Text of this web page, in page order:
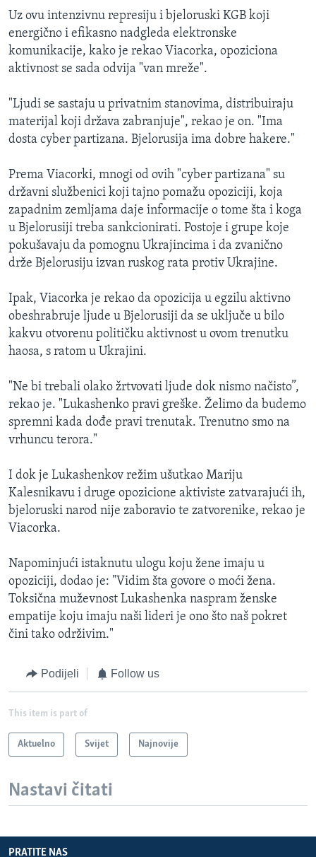
Uz ovu intenzivnu represiju i bjeloruski KGB koji
energično i efikasno nadgleda elektronske
komunikacije, kako je rekao Viacorka, opoziciona
aktivnost se sada odvija "van mreže".
"Ljudi se sastaju u privatnim stanovima, distribuiraju
materijal koji država zabranjuje", rekao je on. "Ima
dosta cyber partizana. Bjelorusija ima dobre hakere."
Prema Viacorki, mnogi od ovih "cyber partizana" su
državni službenici koji tajno pomažu opoziciji, koja
zapadnim zemljama daje informacije o tome šta i koga
u Bjelorusiji treba sankcionirati. Postoje i grupe koje
pokušavaju da pomognu Ukrajincima i da zvanično
drže Bjelorusiju izvan ruskog rata protiv Ukrajine.
Ipak, Viacorka je rekao da opozicija u egzilu aktivno
obeshrabruje ljude u Bjelorusiji da se uključe u bilo
kakvu otvorenu političku aktivnost u ovom trenutku
haosa, s ratom u Ukrajini.
"Ne bi trebali olako žrtvovati ljude dok nismo načisto”,
rekao je. "Lukashenko pravi greške. Želimo da budemo
spremni kada dođe pravi trenutak. Trenutno smo na
vrhuncu terora."
I dok je Lukashenkov režim ušutkao Mariju
Kalesnikavu i druge opozicione aktiviste zatvarajući ih,
bjeloruski narod nije zaboravio te zatvorenike, rekao je
Viacorka.
Napominjući istaknutu ulogu koju žene imaju u
opoziciji, dodao je: "Vidim šta govore o moći žena.
Toksična muževnost Lukashenka naspram ženske
empatije koju imaju naši lideri je ono što naš pokret
čini tako održivim."
Podijeli Follow us
This item is part of
Aktuelno Svijet Najnovije
Nastavi čitati
PRATITE NAS